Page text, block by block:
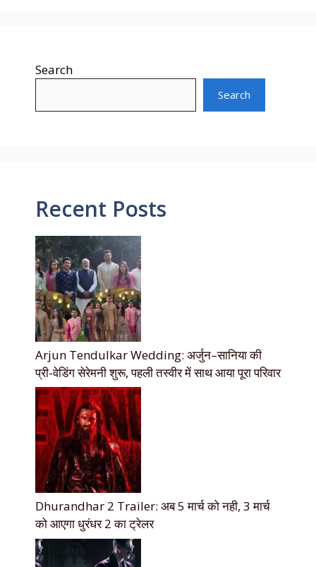
Search
Search
Recent Posts
Arjun Tendulkar Wedding: अर्जुन–सानिया की
प्री-वेडिंग सेरेमनी शुरू, पहली तस्वीर में साथ आया पूरा परिवार
Dhurandhar 2 Trailer: अब 5 मार्च को नही, 3 मार्च
को आएगा धुरंधर 2 का ट्रेलर